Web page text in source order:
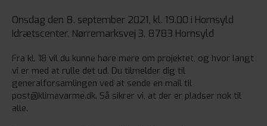
Onsdag den 8. september 2021, kl. 19.00 i Hornsyld
Idrætscenter, Nørremarksvej 3, 8783 Hornsyld
Fra kl. 18 vil du kunne høre mere om projektet, og hvor langt
vi er med at rulle det ud. Du tilmelder dig til
generalforsamlingen ved at sende en mail til
post@klimavarme.dk. Så sikrer vi, at der er pladser nok til
alle.